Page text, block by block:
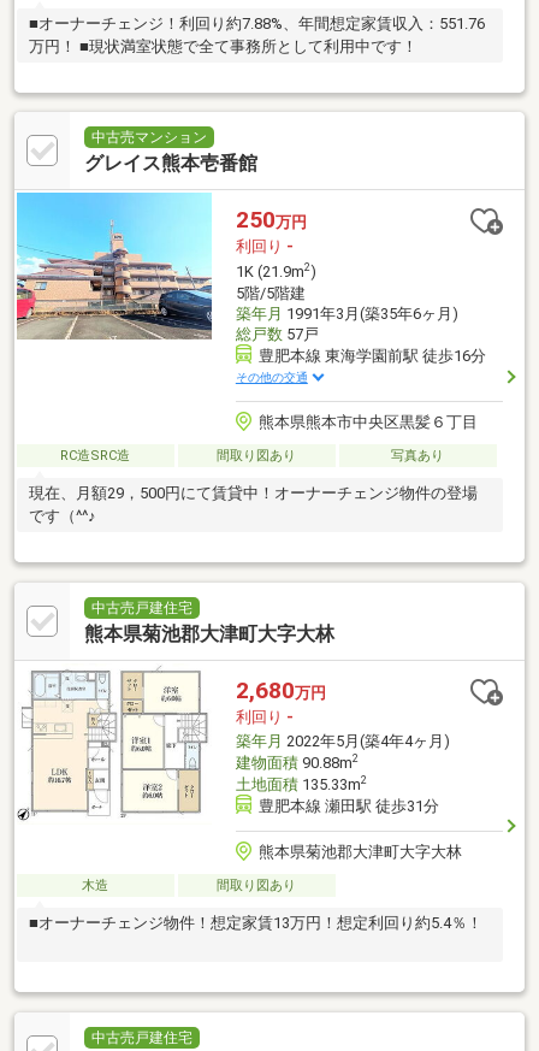
■オーナーチェンジ！利回り約7.88%、年間想定家賃収入：551.76
万円！ ■現状満室状態で全て事務所として利用中です！
中古売マンション
グレイス熊本壱番館
250万円
利回り -
1K (21.9m2)
5階/5階建
築年月 1991年3月(築35年6ヶ月)
総戸数57戸
豊肥本線 東海学園前駅 徒歩16分
その他の交通
熊本県熊本市中央区黒髪６丁目
RC造SRC造 間取り図あり 写真あり
現在、月額29，500円にて賃貸中！オーナーチェンジ物件の登場
です（^^♪
中古売戸建住宅
熊本県菊池郡大津町大字大林
2,680万円
利回り -
築年月 2022年5月(築4年4ヶ月)
建物面積90.88m2
土地面積135.33m2
豊肥本線 瀬田駅 徒歩31分
熊本県菊池郡大津町大字大林
木造 間取り図あり
■オーナーチェンジ物件！想定家賃13万円！想定利回り約5.4％！
中古売戸建住宅